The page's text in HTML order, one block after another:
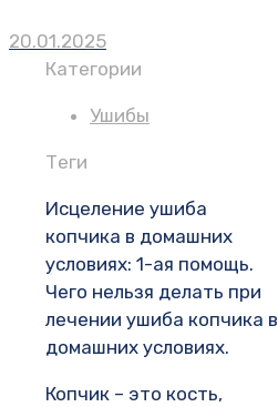
20.01.2025
Категории
Ушибы
Теги
Исцеление ушиба
копчика в домашних
условиях: 1-ая помощь.
Чего нельзя делать при
лечении ушиба копчика в
домашних условиях.
Копчик – это кость,